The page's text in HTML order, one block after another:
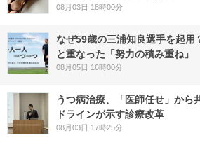
08月03日 18時00分
なぜ59歳の三浦知良選手を起
と重なった「努力の積み重ね」
08月05日 16時00分
うつ病治療、「医師任せ」か
ドラインが示す診療改革
08月03日 17時25分